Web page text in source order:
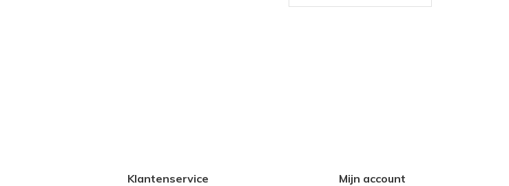
Klantenservice Mijn account